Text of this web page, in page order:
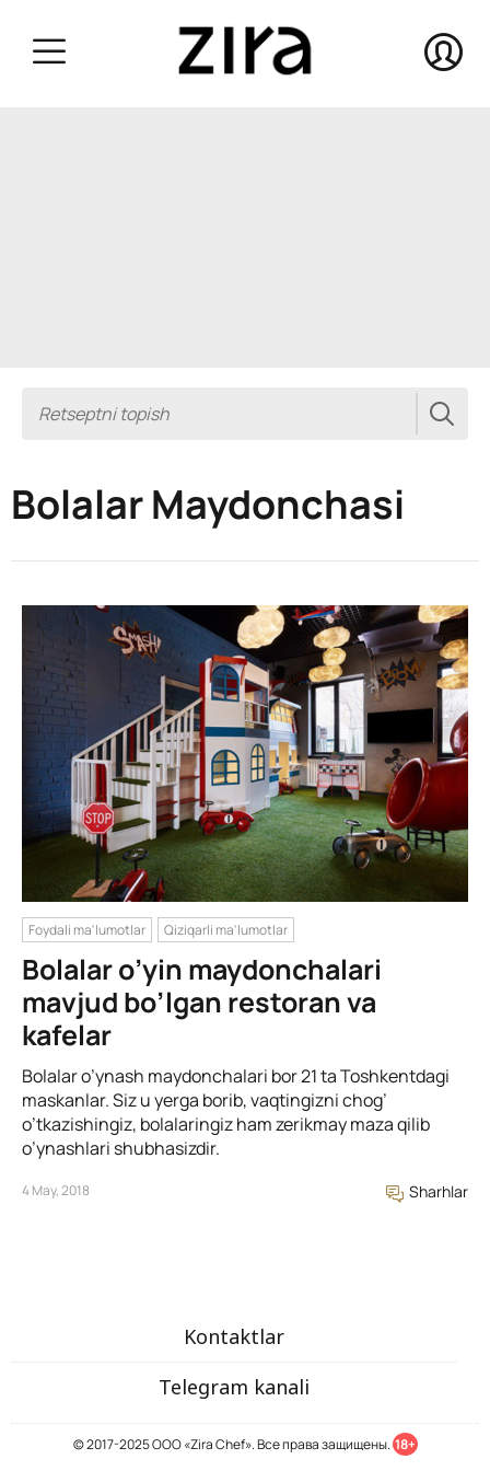
Bolalar Maydonchasi
Foydali ma'lumotlar Qiziqarli ma'lumotlar
Bolalar o’yin maydonchalari
mavjud bo’lgan restoran va
kafelar
Bolalar o’ynash maydonchalari bor 21 ta Toshkentdagi
maskanlar. Siz u yerga borib, vaqtingizni chog’
o’tkazishingiz, bolalaringiz ham zerikmay maza qilib
o’ynashlari shubhasizdir.
4 May, 2018 Sharhlar
Kontaktlar
Telegram kanali
© 2017-2025 ООО «Zira Chef». Все права защищены. 18+